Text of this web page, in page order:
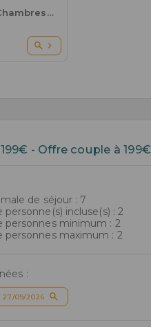
CHALET - 26 m² - 2 Chambres - 4/5 pers
- Offre couple à 199€
de séjour : 7
incluse(s) : 2
personnes minimum : 2
personnes maximum : 2
:
27/09/2026